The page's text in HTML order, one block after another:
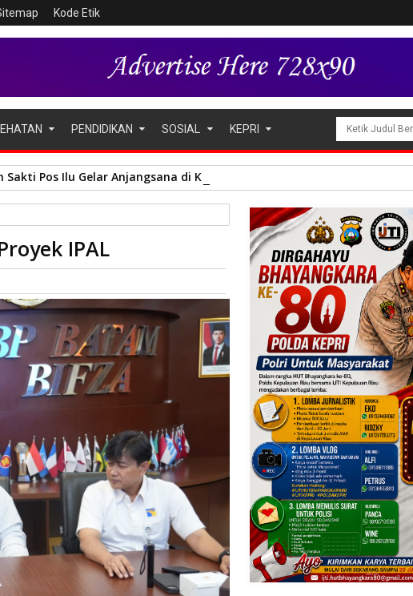
Kode Etik
PENDIDIKAN SOSIAL KEPRI
Pos Ilu Gelar Anjangsana di Kampung Alukme
IPAL